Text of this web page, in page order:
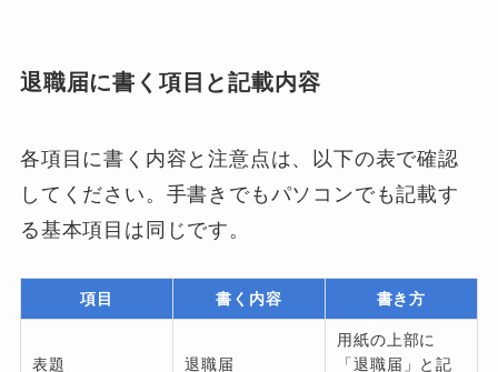
退職届に書く項目と記載内容
各項目に書く内容と注意点は、以下の表で確認
してください。手書きでもパソコンでも記載す
る基本項目は同じです。
項目 書く内容 書き方
表題 退職届
用紙の上部に
「退職届」と記